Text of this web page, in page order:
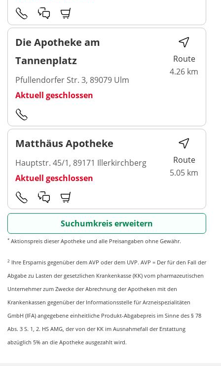
Die Apotheke am
Tannenplatz
Pfullendorfer Str. 3, 89079 Ulm
Aktuell geschlossen
Route
4.26 km
Matthäus Apotheke
Hauptstr. 45/1, 89171 Illerkirchberg
Aktuell geschlossen
Route
5.05 km
Suchumkreis erweitern
* Aktionspreis dieser Apotheke und alle Preisangaben ohne Gewähr.
2 Ihre Ersparnis gegenüber dem AVP oder dem UVP. AVP = Der für den Fall der
Abgabe zu Lasten der gesetzlichen Krankenkasse (KK) vom pharmazeutischen
Unternehmer zum Zwecke der Abrechnung der Apotheken mit den
Krankenkassen gegenüber der Informationsstelle für Arzneispezialitäten
GmbH (IFA) angegebene einheitliche Produkt-Abgabepreis im Sinne des § 78
Abs. 3 S. 1, 2. HS AMG, der von der KK im Ausnahmefall der Erstattung
abzüglich 5% an die Apotheke ausgezahlt wird.